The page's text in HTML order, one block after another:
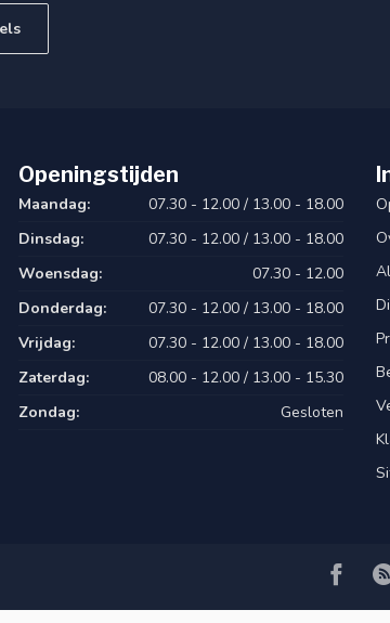
Openingstijden
Maandag:
07.30 - 12.00 / 13.00 - 18.00
Dinsdag:
07.30 - 12.00 / 13.00 - 18.00
Woensdag:
07.30 - 12.00
Donderdag:
07.30 - 12.00 / 13.00 - 18.00
Vrijdag:
07.30 - 12.00 / 13.00 - 18.00
Zaterdag:
08.00 - 12.00 / 13.00 - 15.30
Zondag:
Gesloten